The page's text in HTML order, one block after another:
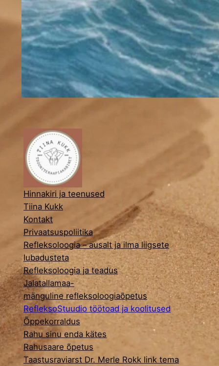
Hinnakiri ja teenused
Tiina Kukk
Kontakt
Privaatsuspoliitika
Refleksoloogia – ausalt ja ilma liigsete
lubadusteta
Refleksoloogia ja teadus
Jalatallamaa-
mänguline refleksoloogiaõpetus
RefleksoStuudio töötoad ja koolitused
Õppekorraldus
Rahu sinu enda kätes
Rahusaare õpetus
Taastusraviarst Dr. Merle Rokk link tema